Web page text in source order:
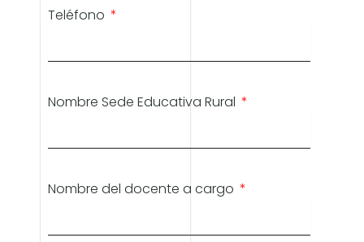
Teléfono
Nombre Sede Educativa Rural
Nombre del docente a cargo